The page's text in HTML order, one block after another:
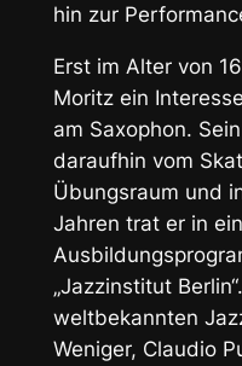
hin zur
Erst im Alter von
Moritz ein
am Saxophon.
daraufhin vom
Übungsraum und
Jahren trat er in
„Jazzinstitut
weltbekannten
Weniger, Claudio